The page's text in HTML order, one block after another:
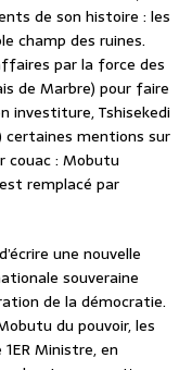
de son histoire : les
champ des ruines.
par la force des
de Marbre) pour faire
investiture, Tshisekedi
mentions sur
couac : Mobutu
remplacé par
une nouvelle
souveraine
de la démocratie.
du pouvoir, les
Ministre, en